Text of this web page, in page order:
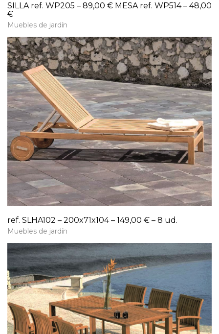
SILLA ref. WP205 – 89,00 € MESA ref. WP514 – 48,00
€
Muebles de jardín
ref. SLHA102 – 200x71x104 – 149,00 € – 8 ud.
Muebles de jardín